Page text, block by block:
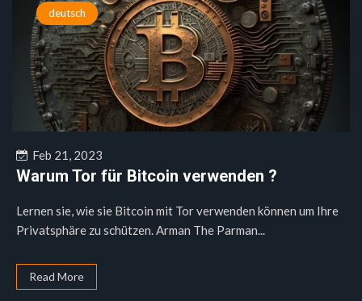
deutsch
Feb 21, 2023
Warum Tor für Bitcoin verwenden ?
Lernen sie, wie sie Bitcoin mit Tor verwenden können um Ihre
Privatsphäre zu schützen. Arman The Parman...
Read More